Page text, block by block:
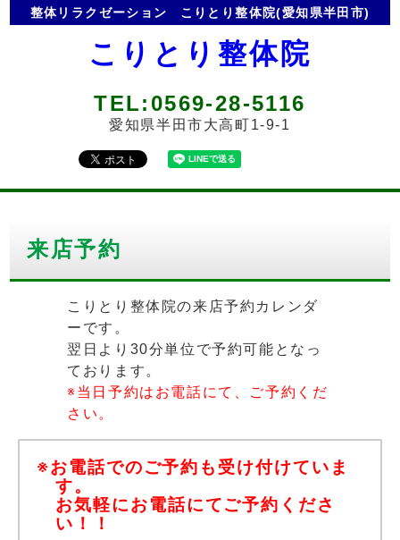
整体リラクゼーション こりとり整体院(愛知県半田市)
こりとり整体院
TEL:0569-28-5116
愛知県半田市大高町1-9-1
来店予約
こりとり整体院の来店予約カレンダ
ーです。
翌日より30分単位で予約可能となっ
ております。
※当日予約はお電話にて、ご予約くだ
さい。
※お電話でのご予約も受け付けていま
す。
お気軽にお電話にてご予約くださ
い！！